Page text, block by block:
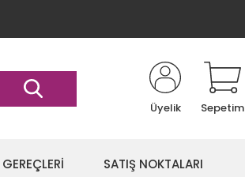
Üyelik Sepetim
SATIŞ NOKTALARI